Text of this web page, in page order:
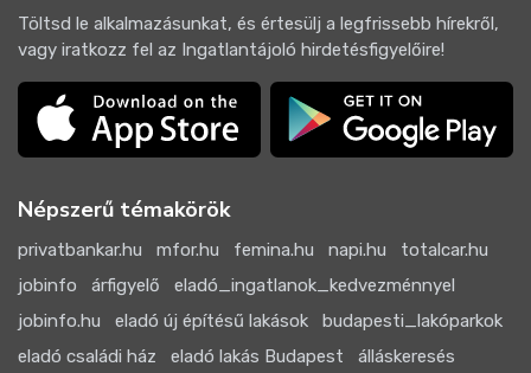
Töltsd le alkalmazásunkat, és értesülj a legfrissebb hírekről,
vagy iratkozz fel az Ingatlantájoló hirdetésfigyelőire!
Népszerű témakörök
privatbankar.hu mfor.hu femina.hu napi.hu
totalcar.hu
jobinfo
árfigyelő
eladó_ingatlanok_kedvezménnyel
jobinfo.hu
eladó új építésű lakások
budapesti_lakóparkok
eladó családi ház
eladó lakás Budapest álláskeresés